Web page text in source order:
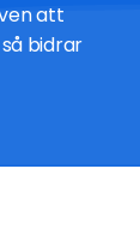
att
bidrar